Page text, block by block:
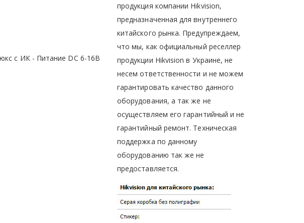
с ИК - Питание DC 6-16В
продукция компании Hikvision,
предназначенная для внутреннего
китайского рынка. Предупреждаем,
что мы, как официальный реселлер
продукции Hikvision в Украине, не
несем ответственности и не можем
гарантировать качество данного
оборудования, а так же не
осуществляем его гарантийный и не
гарантийный ремонт. Техническая
поддержка по данному
оборудованию так же не
предоставляется.